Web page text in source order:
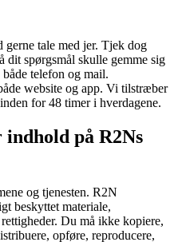
tale med jer. Tjek dog
dit spørgsmål skulle gemme sig
telefon og mail.
website og app. Vi tilstræber
for 48 timer i hverdagene.
indhold på R2Ns
og tjenesten. R2N
beskyttet materiale,
Du må ikke kopiere,
opføre, reproducere,